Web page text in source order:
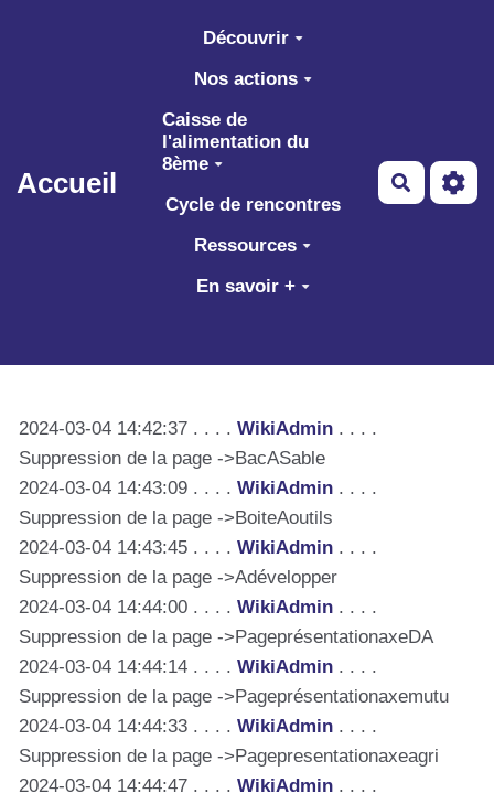
Aller au contenu principal
Accueil
Découvrir
Nos actions
Caisse de
l'alimentation du
8ème
Cycle de rencontres
Ressources
En savoir +
2024-03-04 14:42:37 . . . . WikiAdmin . . . .
Suppression de la page ->BacASable
2024-03-04 14:43:09 . . . . WikiAdmin . . . .
Suppression de la page ->BoiteAoutils
2024-03-04 14:43:45 . . . . WikiAdmin . . . .
Suppression de la page ->Adévelopper
2024-03-04 14:44:00 . . . . WikiAdmin . . . .
Suppression de la page ->PageprésentationaxeDA
2024-03-04 14:44:14 . . . . WikiAdmin . . . .
Suppression de la page ->Pageprésentationaxemutu
2024-03-04 14:44:33 . . . . WikiAdmin . . . .
Suppression de la page ->Pagepresentationaxeagri
2024-03-04 14:44:47 . . . . WikiAdmin . . . .